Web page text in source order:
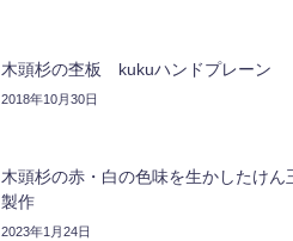
木頭杉の杢板 kukuハンドプレーン
2018年10月30日
木頭杉の赤・白の色味を生かしたけん
製作
2023年1月24日